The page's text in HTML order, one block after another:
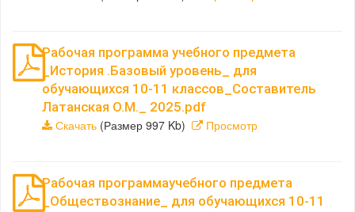
Рабочая программа учебного предмета
_История .Базовый уровень_ для
обучающихся 10-11 классов_Составитель
Латанская О.М._ 2025.pdf
Скачать (Размер 997 Kb) Просмотр
Рабочая программаучебного предмета
_Обществознание_ для обучающихся 10-11